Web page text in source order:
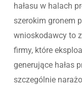
hałasu w halach
szerokim gronem
wnioskodawcy to
firmy, które
generujące hałas
szczególnie